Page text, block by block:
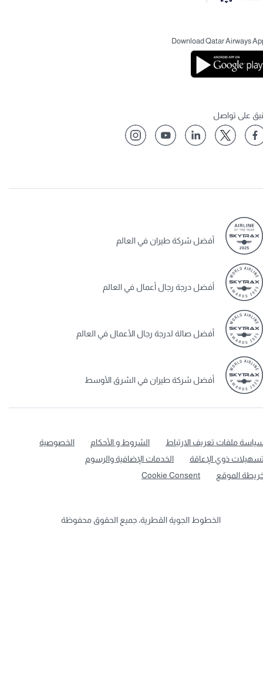
Download Qatar Airways
على تواصل
أفضل شركة طيران في العالم
أفضل درجة رجال أعمال في العالم
أفضل صالة لدرجة رجال الأعمال في العالم
أفضل شركة طيران في الشرق الأوسط
ملفات تعريف الارتباط الشروط و الأحكام
الخصوصية
ذوي الإعاقة
الخدمات الإضافية والرسوم
الموقع
Cookie Consent
الخطوط الجوية القطرية، جميع الحقوق محفوظة